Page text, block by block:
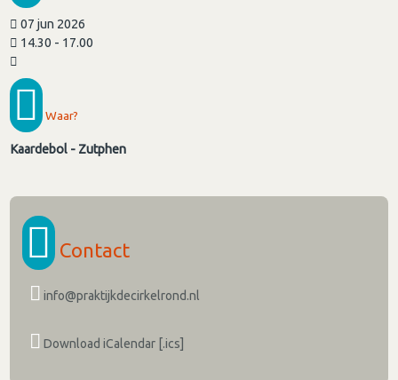
07 jun 2026
14.30 - 17.00
Waar?
Kaardebol - Zutphen
Contact
info@praktijkdecirkelrond.nl
Download iCalendar [.ics]